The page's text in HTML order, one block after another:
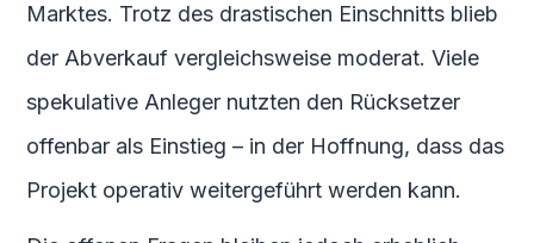
Marktes. Trotz des drastischen Einschnitts blieb
der Abverkauf vergleichsweise moderat. Viele
spekulative Anleger nutzten den Rücksetzer
offenbar als Einstieg – in der Hoffnung, dass das
Projekt operativ weitergeführt werden kann.